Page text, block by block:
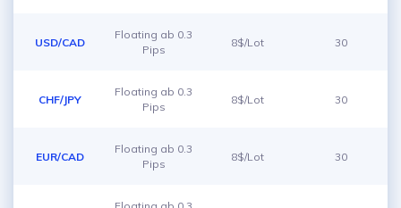
USD/CAD
Floating ab 0.3
Pips
8$/Lot 30
CHF/JPY
Floating ab 0.3
Pips
8$/Lot 30
EUR/CAD
Floating ab 0.3
Pips
8$/Lot 30